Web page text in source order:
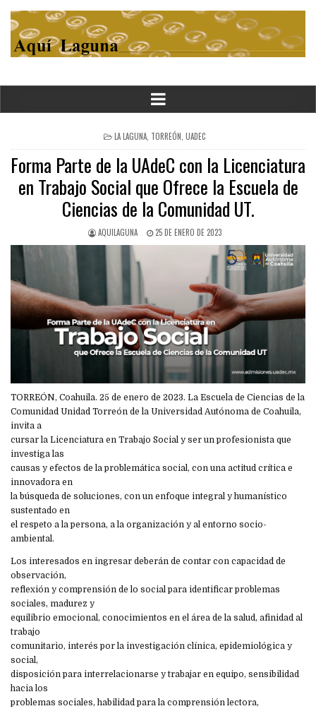
POSTED
IN
LA LAGUNA TORREÓN UADEC
Forma Parte de la UAdeC con la Licenciatura
en Trabajo Social que Ofrece la Escuela de
Ciencias de la Comunidad UT.
AQUILAGUNA 25 DE ENERO DE 2023
TORREÓN, Coahuila. 25 de enero de 2023. La Escuela de Ciencias de la
Comunidad Unidad Torreón de la Universidad Autónoma de Coahuila,
invita a
cursar la Licenciatura en Trabajo Social y ser un profesionista que
investiga las
causas y efectos de la problemática social, con una actitud crítica e
innovadora en
la búsqueda de soluciones, con un enfoque integral y humanístico
sustentado en
el respeto a la persona, a la organización y al entorno socio-
ambiental.
Los interesados en ingresar deberán de contar con capacidad de
observación,
reflexión y comprensión de lo social para identificar problemas
sociales, madurez y
equilibrio emocional, conocimientos en el área de la salud, afinidad al
trabajo
comunitario, interés por la investigación clínica, epidemiológica y
social,
disposición para interrelacionarse y trabajar en equipo, sensibilidad
hacia los
problemas sociales, habilidad para la comprensión lectora,